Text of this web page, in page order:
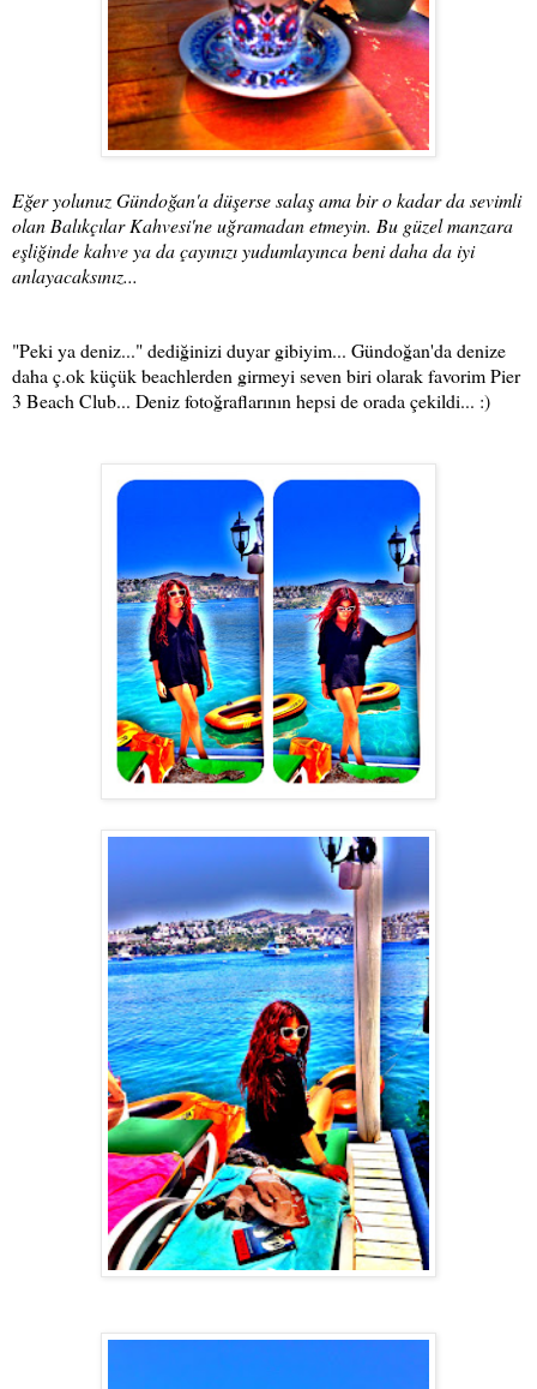
Eğer yolunuz Gündoğan'a düşerse salaş ama bir o kadar da sevimli
olan Balıkçılar Kahvesi'ne uğramadan etmeyin. Bu güzel manzara
eşliğinde kahve ya da çayınızı yudumlayınca beni daha da iyi
anlayacaksınız...
"Peki ya deniz..." dediğinizi duyar gibiyim... Gündoğan'da denize
daha ç.ok küçük beachlerden girmeyi seven biri olarak favorim Pier
3 Beach Club... Deniz fotoğraflarının hepsi de orada çekildi... :)